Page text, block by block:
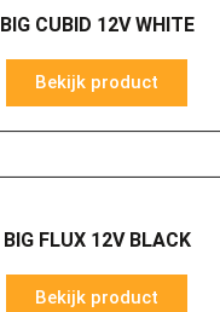
BIG CUBID 12V WHITE
Bekijk product
BIG FLUX 12V BLACK
Bekijk product